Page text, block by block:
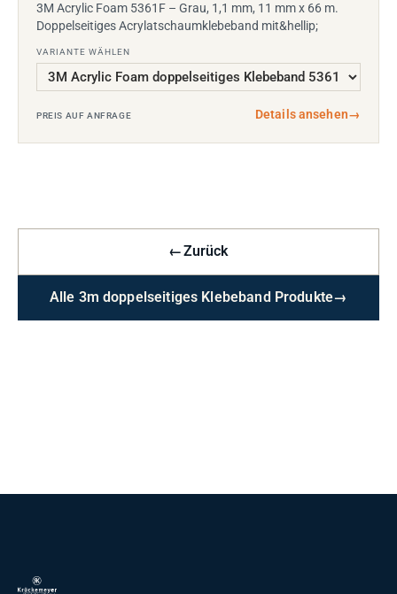
3M Acrylic Foam 5361F – Grau, 1,1 mm, 11 mm x 66 m.
Doppelseitiges Acrylatschaumklebeband mit&hellip;
VARIANTE WÄHLEN
PREIS AUF ANFRAGE Details ansehen→
←Zurück
Alle 3m doppelseitiges Klebeband Produkte→